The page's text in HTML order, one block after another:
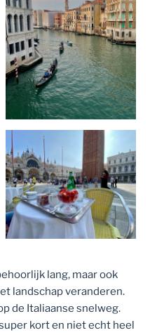
lang, maar ook
landschap veranderen.
de Italiaanse snelweg.
kort en niet echt heel